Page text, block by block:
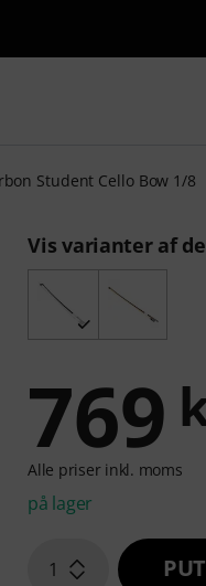
med søgeord
Student Cello Bow 1/8
Vis varianter af
769
Alle priser inkl. moms
på lager
1